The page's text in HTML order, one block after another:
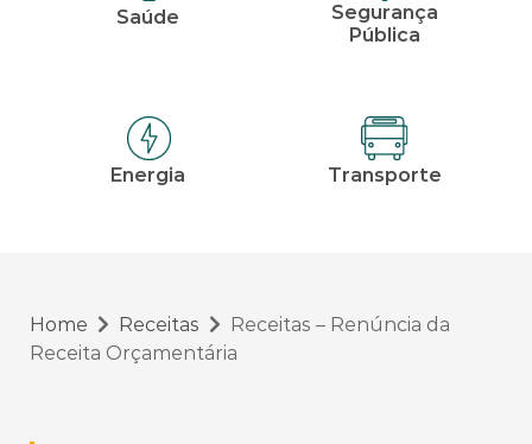
Saúde
Segurança
Pública
Energia Transporte
Home Receitas
Receitas – Renúncia da
Receita Orçamentária